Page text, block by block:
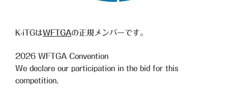
K-iTGはWFTGAの正規メンバーです。
2026 WFTGA Convention
We declare our participation in the bid for this
competition.